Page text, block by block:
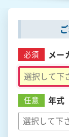
必須 メー
任意 年式